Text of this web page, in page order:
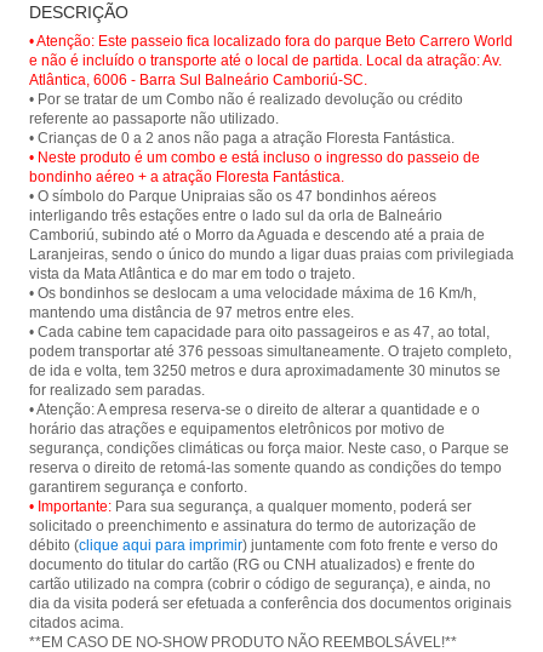
Unipraias em Balneário Camboriú e
tenha um vista panorâmica da cidade
e suas belas praias.
DESCRIÇÃO
• Atenção: Este passeio fica localizado fora do parque Beto Carrero World
e não é incluído o transporte até o local de partida. Local da atração: Av.
Atlântica, 6006 - Barra Sul Balneário Camboriú-SC.
• Por se tratar de um Combo não é realizado devolução ou crédito
referente ao passaporte não utilizado.
• Neste produto é um combo e está incluso o ingresso do passeio de
bondinho aéreo + a atração Floresta Fantástica.
• O símbolo do Parque Unipraias são os 47 bondinhos aéreos
interligando três estações entre o lado sul da orla de Balneário
Camboriú, subindo até o Morro da Aguada e descendo até a praia de
Laranjeiras, sendo o único do mundo a ligar duas praias com privilegiada
vista da Mata Atlântica e do mar em todo o trajeto.
• Os bondinhos se deslocam a uma velocidade máxima de 16 Km/h,
mantendo uma distância de 97 metros entre eles.
• Cada cabine tem capacidade para oito passageiros e as 47, ao total,
podem transportar até 376 pessoas simultaneamente. O trajeto completo,
de ida e volta, tem 3250 metros e dura aproximadamente 30 minutos se
for realizado sem paradas.
• Atenção: A empresa reserva-se o direito de alterar a quantidade e o
horário das atrações e equipamentos eletrônicos por motivo de
segurança, condições climáticas ou força maior. Neste caso, o Parque se
reserva o direito de retomá-las somente quando as condições do tempo
• Importante: Para sua segurança, a qualquer momento, poderá ser
solicitado o preenchimento e assinatura do termo de autorização de
débito (clique aqui para imprimir) juntamente com foto frente e verso do
documento do titular do cartão (RG ou CNH atualizados) e frente do
cartão utilizado na compra (cobrir o código de segurança), e ainda, no
dia da visita poderá ser efetuada a conferência dos documentos originais
citados acima.
**EM CASO DE NO-SHOW PRODUTO NÃO REEMBOLSÁVEL!**